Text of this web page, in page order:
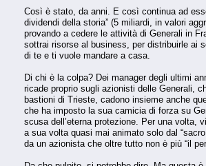
Così è stato, da anni. E così continua ad
dividendi della storia” (5 miliardi, in valori
provando a cedere le attività di Generali in
sottrai risorse al business, per distribuirle ai
di te e ti vuole mandare a casa.
Di chi è la colpa? Dei manager degli ultimi
ricade proprio sugli azionisti delle Generali,
bastioni di Trieste, cadono insieme anche
che ha imposto la sua camicia di forza su
scusa dell’eterna protezione. Per una volta,
a sua volta quasi mai animato solo dal
da un azionista che oltre tutto non è più “il